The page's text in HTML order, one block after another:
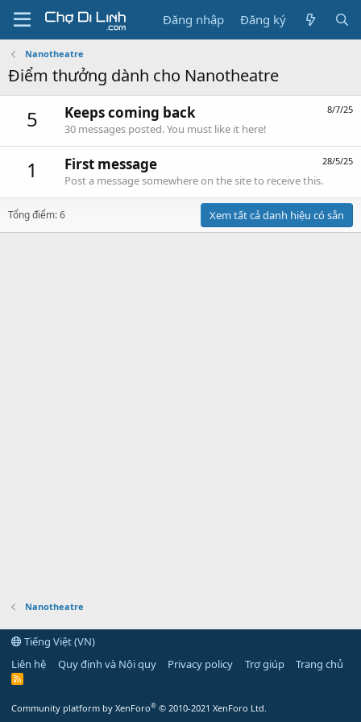
Đăng nhập Đăng ký
Nanotheatre
Điểm thưởng dành cho Nanotheatre
5 8/7/25
Keeps coming back
30 messages posted. You must like it here!
1 28/5/25
First message
Post a message somewhere on the site to receive this.
Tổng điểm: 6 Xem tất cả danh hiệu có sẵn
Nanotheatre
Tiếng Việt (VN)
Liên hệ
Quy định và Nội quy Privacy policy Trợ giúp Trang chủ
R
Community platform by XenForo® © 2010-2021 XenForo Ltd.